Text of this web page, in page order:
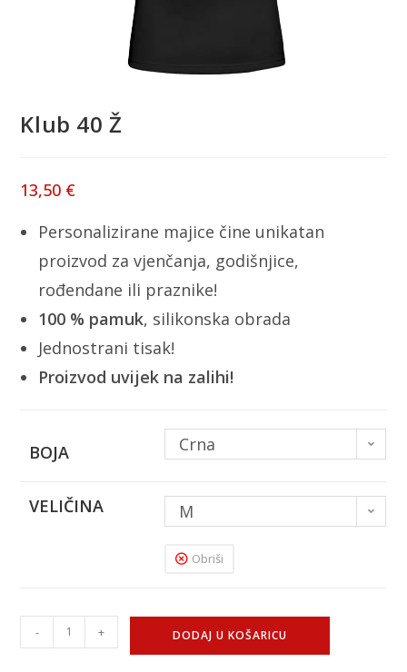
Klub 40 Ž
13,50 €
Personalizirane majice čine unikatan
proizvod za vjenčanja, godišnjice,
rođendane ili praznike!
100 % pamuk, silikonska obrada
Jednostrani tisak!
Proizvod uvijek na zalihi!
BOJA Crna
VELIČINA M
Obriši
- + DODAJ U KOŠARICU